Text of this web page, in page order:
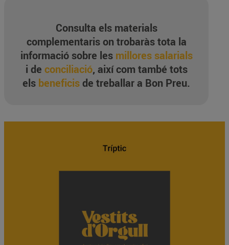
Consulta els materials
complementaris on trobaràs tota la
informació sobre les millores salarials
i de conciliació, així com també tots
els beneficisde treballar a Bon Preu.